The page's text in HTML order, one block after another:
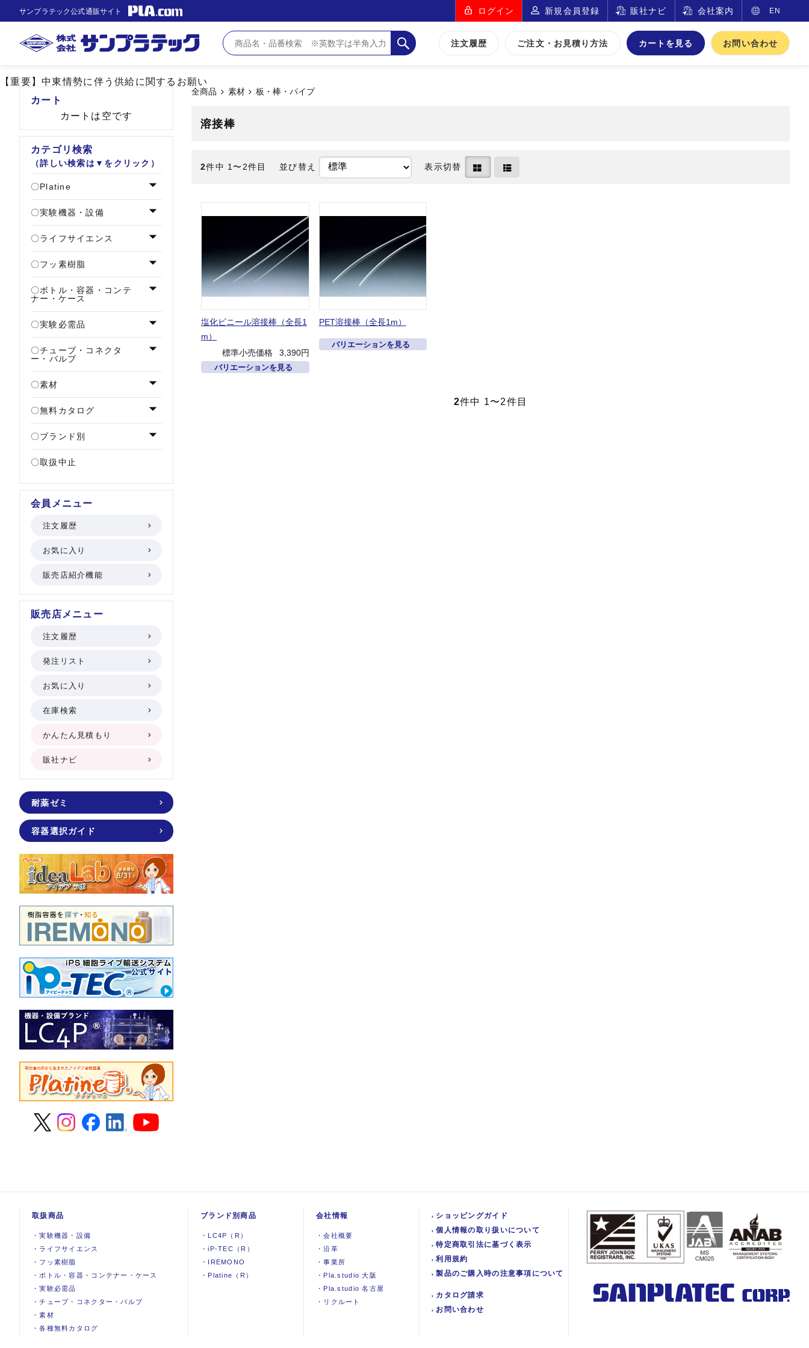
【重要】中東情勢に伴う供給に関するお願い
サンプラテック公式通販サイト ログイン 新規会員登録 販社ナビ 会社案内 EN
注文履歴 ご注文・お見積り方法 カートを見る お問い合わせ
全商品 素材 板・棒・パイプ
溶接棒
2件中 1〜2件目 並び替え 表示切替
塩化ビニール溶接棒（全長1
m）
標準小売価格
3,390円
バリエーションを見る
PET溶接棒（全長1m）
バリエーションを見る
2件中 1〜2件目
カート
カートは空です
カテゴリ検索
（詳しい検索は▼をクリック）
Platine
実験機器・設備
ライフサイエンス
フッ素樹脂
ボトル・容器・コンテ
ナー・ケース
実験必需品
チューブ・コネクタ
ー・バルブ
素材
無料カタログ
ブランド別
取扱中止
会員メニュー
注文履歴
お気に入り
販売店紹介機能
販売店メニュー
注文履歴
発注リスト
お気に入り
在庫検索
かんたん見積もり
販社ナビ
耐薬ゼミ
容器選択ガイド
取扱商品
・実験機器 ・ 設備
・ ライフサイエンス
・ フッ素樹脂
・ ボトル・容器・コンテナー・ケース
・実験必需品
・チューブ・コネクター・バルブ
・素材
・各種無料カタログ
ブランド別商品
・ LC4P（R）
・iP-TEC（R）
・ IREMONO
・ Platine（R）
会社情報
・会社概要
・沿革
・事業所
・ Pla.studio 大阪
・ Pla.studio 名古屋
・ リクルート
ショッピングガイド
個人情報の取り扱いについて
特定商取引法に基づく表示
利用規約
製品のご購入時の注意事項について
カタログ請求
お問い合わせ